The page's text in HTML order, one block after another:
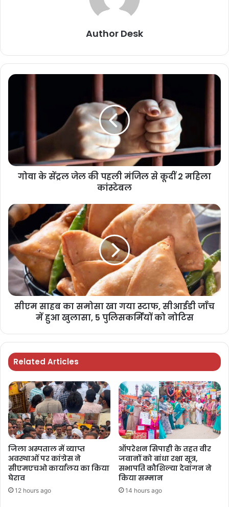
Author Desk
गोवा के सेंट्रल जेल की पहली मंजिल से कूदीं 2 महिला
कांस्टेबल
सीएम साहब का समोसा खा गया स्टाफ, सीआईडी जाँच
में हुआ खुलासा, 5 पुलिसकर्मियों को नोटिस
Related Articles
जिला अस्पताल में व्याप्त
अवस्थाओं पर कांग्रेस ने
सीएमएचओ कार्यालय का किया
घेराव
12 hours ago
ऑपरेशन सिपाही के तहत वीर
जवानों को बांधा रक्षा सूत्र,
सभापति कौशिल्या देवांगन ने
किया सम्मान
14 hours ago